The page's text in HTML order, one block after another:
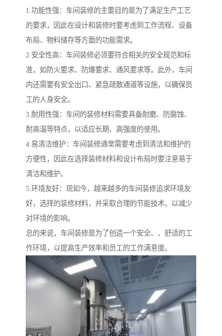
1.功能性强：车间装修的主要目的是为了满足生产工艺
的要求，因此在设计和装修时要考虑到工作流程、设备
布局、物料储存等方面的功能需求。
2.安全性高：车间装修必须要符合相关的安全规范和标
准，如防火要求、防爆要求、通风要求等。此外，车间
内还需要有安全出口、紧急疏散通道等设施，以确保员
工的人身安全。
3.耐用性强：车间的装修材料需要具备耐磨、防腐蚀、
耐高温等特点，以适应长期、高强度的使用。
4.易清洁维护：车间装修通常需要考虑到清洁和维护的
方便性，因此在选择装修材料和设计布局时要注意易于
清洁和维护。
5.环境友好：现如今，越来越多的车间装修追求环境友
好，选择的装修材料，并采取合理的节能技术，以减少
对环境的影响。
总的来说，车间装修是为了创造一个安全、、舒适的工
作环境，以提高生产效率和员工的工作满意度。